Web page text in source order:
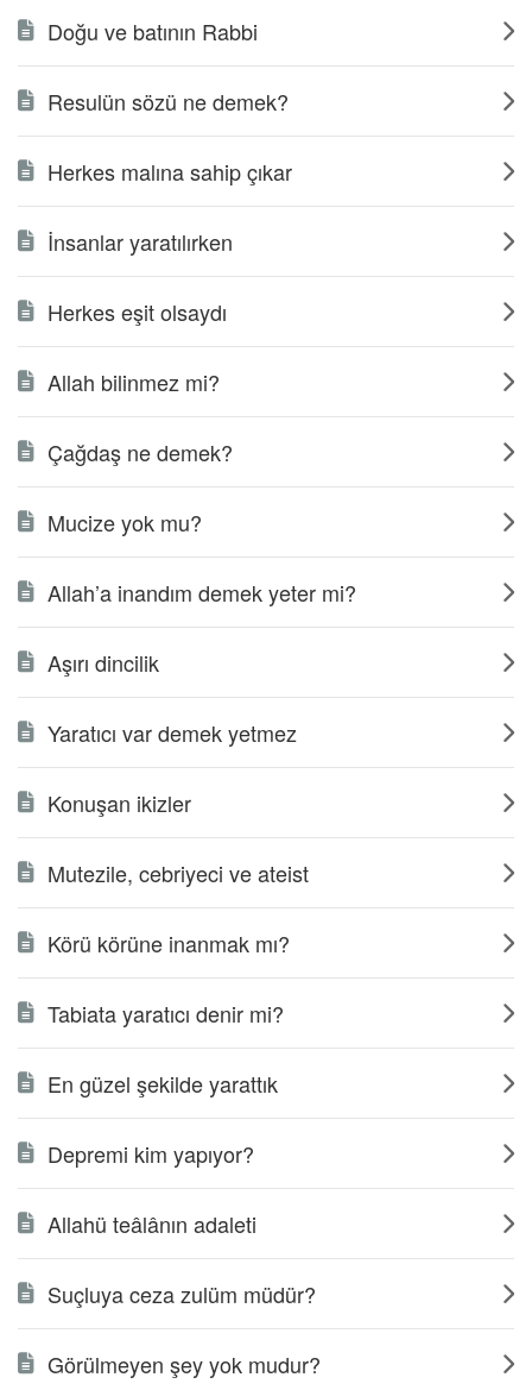
Doğu ve batının Rabbi
Resulün sözü ne demek?
Herkes malına sahip çıkar
İnsanlar yaratılırken
Herkes eşit olsaydı
Allah bilinmez mi?
Çağdaş ne demek?
Mucize yok mu?
Allah’a inandım demek yeter mi?
Aşırı dincilik
Yaratıcı var demek yetmez
Konuşan ikizler
Mutezile, cebriyeci ve ateist
Körü körüne inanmak mı?
Tabiata yaratıcı denir mi?
En güzel şekilde yarattık
Depremi kim yapıyor?
Allahü teâlânın adaleti
Suçluya ceza zulüm müdür?
Görülmeyen şey yok mudur?